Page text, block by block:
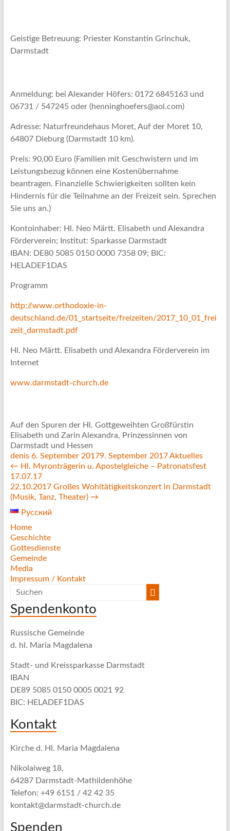
Geistige Betreuung: Priester Konstantin Grinchuk,
Darmstadt
Anmeldung: bei Alexander Höfers: 0172 6845163 und
06731 / 547245 oder (henninghoefers@aol.com)
Adresse: Naturfreundehaus Moret, Auf der Moret 10,
64807 Dieburg (Darmstadt 10 km).
Preis: 90,00 Euro (Familien mit Geschwistern und im
Leistungsbezug können eine Kostenübernahme
beantragen. Finanzielle Schwierigkeiten sollten kein
Hindernis für die Teilnahme an der Freizeit sein. Sprechen
Sie uns an.)
Kontoinhaber: Hl. Neo Märtt. Elisabeth und Alexandra
Förderverein; Institut: Sparkasse Darmstadt
IBAN: DE80 5085 0150 0000 7358 09; BIC:
HELADEF1DAS
Programm
http://www.orthodoxie-in-
deutschland.de/01_startseite/freizeiten/2017_10_01_frei
zeit_darmstadt.pdf
Hl. Neo Märtt. Elisabeth und Alexandra Förderverein im
Internet
www.darmstadt-church.de
Auf den Spuren der Hl. Gottgeweihten Großfürstin
Elisabeth und Zarin Alexandra, Prinzessinnen von
Darmstadt und Hessen
denis 6. September 20179. September 2017 Aktuelles
← Hl. Myronträgerin u. Apostelgleiche – Patronatsfest
17.07.17
22.10.2017 Großes Wohltätigkeitskonzert in Darmstadt
(Musik, Tanz, Theater) →
Русский
Home
Geschichte
Gottesdienste
Gemeinde
Media
Impressum / Kontakt
Spendenkonto
Russische Gemeinde
d. hl. Maria Magdalena
Stadt- und Kreissparkasse Darmstadt
IBAN
DE89 5085 0150 0005 0021 92
BIC: HELADEF1DAS
Kontakt
Kirche d. Hl. Maria Magdalena
Nikolaiweg 18,
64287 Darmstadt-Mathildenhöhe
Telefon: +49 6151 / 42 42 35
kontakt@darmstadt-church.de
Spenden